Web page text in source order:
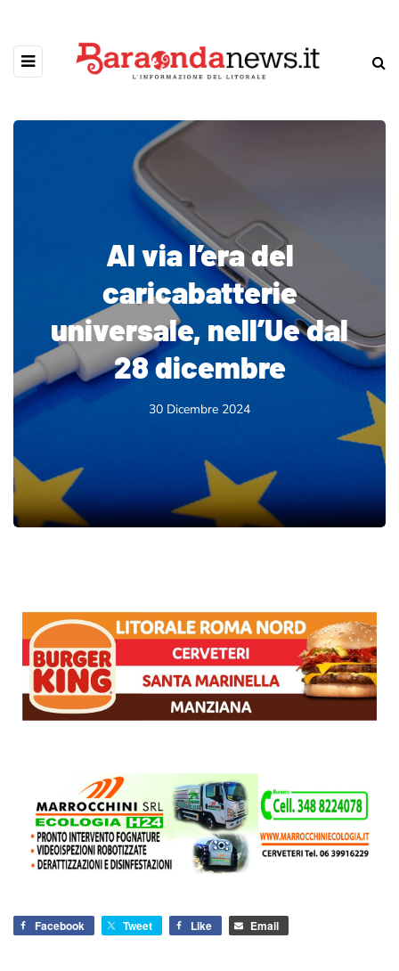
Al via l’era del
caricabatterie
universale, nell’Ue dal
28 dicembre
30 Dicembre 2024
Facebook Tweet Like Email